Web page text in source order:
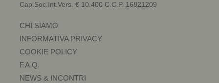
Cap.Soc.Int.Vers. € 10.400 C.C.P. 16821209
CHI SIAMO
INFORMATIVA PRIVACY
COOKIE POLICY
F.A.Q.
NEWS & INCONTRI